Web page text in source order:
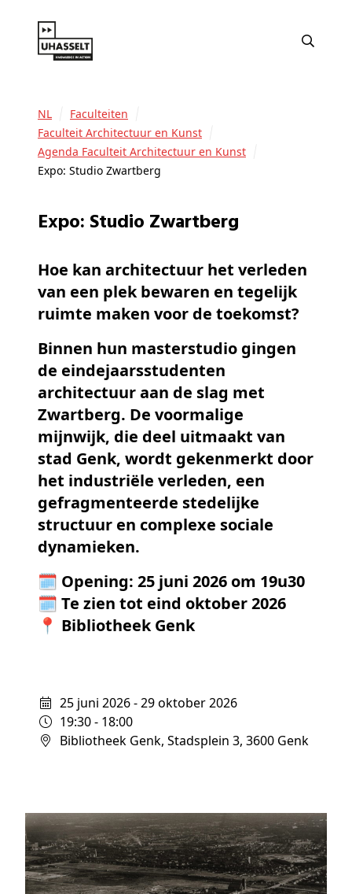
NL
Faculteiten
Faculteit Architectuur en Kunst
Agenda Faculteit Architectuur en Kunst
Expo: Studio Zwartberg
Expo: Studio Zwartberg
Hoe kan architectuur het verleden
van een plek bewaren en tegelijk
ruimte maken voor de toekomst?
Binnen hun masterstudio gingen
de eindejaarsstudenten
architectuur aan de slag met
Zwartberg. De voormalige
mijnwijk, die deel uitmaakt van
stad Genk, wordt gekenmerkt door
het industriële verleden, een
gefragmenteerde stedelijke
structuur en complexe sociale
dynamieken.
🗓️ Opening: 25 juni 2026 om 19u30
🗓️ Te zien tot eind oktober 2026
📍 Bibliotheek Genk
25 juni 2026 - 29 oktober 2026
19:30 - 18:00
Bibliotheek Genk, Stadsplein 3, 3600 Genk